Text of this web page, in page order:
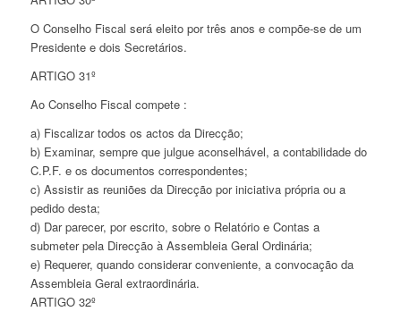
O Conselho Fiscal será eleito por três anos e compõe-se de um
Presidente e dois Secretários.
ARTIGO 31º
Ao Conselho Fiscal compete :
a) Fiscalizar todos os actos da Direcção;
b) Examinar, sempre que julgue aconselhável, a contabilidade do
C.P.F. e os documentos correspondentes;
c) Assistir as reuniões da Direcção por iniciativa própria ou a
pedido desta;
d) Dar parecer, por escrito, sobre o Relatório e Contas a
submeter pela Direcção à Assembleia Geral Ordinária;
e) Requerer, quando considerar conveniente, a convocação da
Assembleia Geral extraordinária.
ARTIGO 32º